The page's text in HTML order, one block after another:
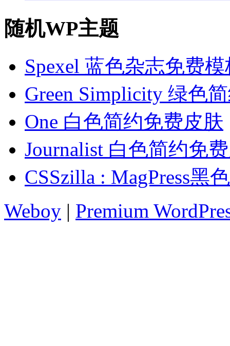
随机WP主题
Spexel 蓝色杂志免费模
Green Simplicity 绿色
One 白色简约免费皮肤
Journalist 白色简约免
CSSzilla : MagPress黑
Weboy | Premium